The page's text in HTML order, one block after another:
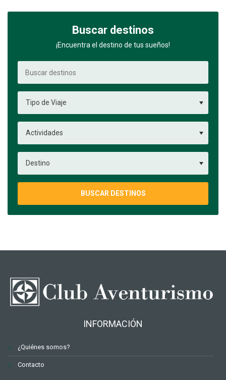
Buscar destinos
¡Encuentra el destino de tus sueños!
BUSCAR DESTINOS
INFORMACIÓN
¿Quiénes somos?
Contacto